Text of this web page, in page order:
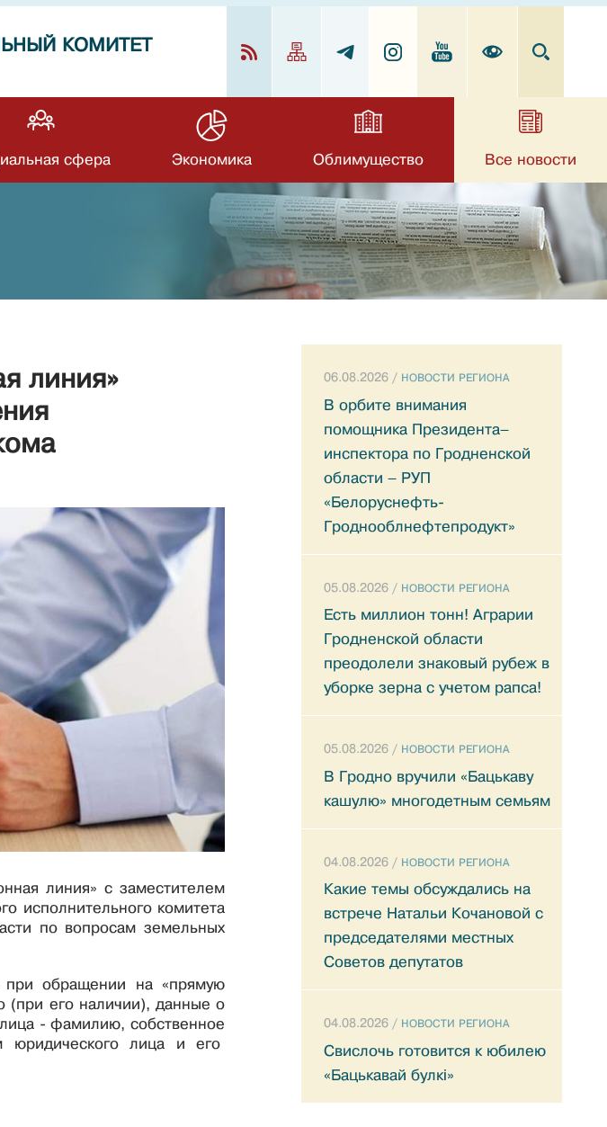
КОМИТЕТ
сфера Экономика Облимущество Все новости
линия»
линия» с заместителем
исполнительного комитета
по вопросам земельных
при обращении на «прямую
(при его наличии), данные о
- фамилию, собственное
юридического лица и его
06.08.2026 / НОВОСТИ РЕГИОНА
В орбите внимания
помощника Президента–
инспектора по Гродненской
области – РУП
«Белоруснефть-
Гроднооблнефтепродукт»
05.08.2026 / НОВОСТИ РЕГИОНА
Есть миллион тонн! Аграрии
Гродненской области
преодолели знаковый рубеж в
уборке зерна с учетом рапса!
05.08.2026 / НОВОСТИ РЕГИОНА
В Гродно вручили «Бацькаву
кашулю» многодетным семьям
04.08.2026 / НОВОСТИ РЕГИОНА
Какие темы обсуждались на
встрече Натальи Кочановой с
председателями местных
Советов депутатов
04.08.2026 / НОВОСТИ РЕГИОНА
Свислочь готовится к юбилею
«Бацькавай булкі»